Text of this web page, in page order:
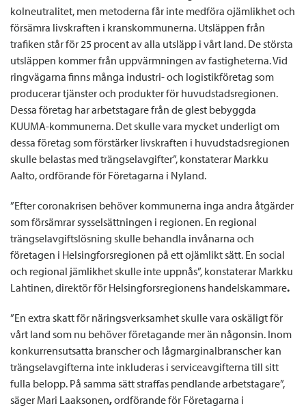
kolneutralitet, men metoderna får inte medföra ojämlikhet och
försämra livskraften i kranskommunerna. Utsläppen från
trafiken står för 25 procent av alla utsläpp i vårt land. De största
utsläppen kommer från uppvärmningen av fastigheterna. Vid
ringvägarna finns många industri- och logistikföretag som
producerar tjänster och produkter för huvudstadsregionen.
Dessa företag har arbetstagare från de glest bebyggda
KUUMA-kommunerna. Det skulle vara mycket underligt om
dessa företag som förstärker livskraften i huvudstadsregionen
skulle belastas med trängselavgifter”, konstaterar Markku
Aalto, ordförande för Företagarna i Nyland.
”Efter coronakrisen behöver kommunerna inga andra åtgärder
som försämrar sysselsättningen i regionen. En regional
trängselavgiftslösning skulle behandla invånarna och
företagen i Helsingforsregionen på ett ojämlikt sätt. En social
och regional jämlikhet skulle inte uppnås”, konstaterar Markku
Lahtinen, direktör för Helsingforsregionens handelskammare.
”En extra skatt för näringsverksamhet skulle vara oskäligt för
vårt land som nu behöver företagande mer än någonsin. Inom
konkurrensutsatta branscher och lågmarginalbranscher kan
trängselavgifterna inte inkluderas i serviceavgifterna till sitt
fulla belopp. På samma sätt straffas pendlande arbetstagare”,
säger Mari Laaksonen,ordförande för Företagarna i